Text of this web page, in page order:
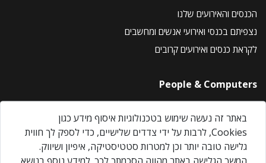
הכנסים והאירועים שלנו
נצפיתם בכנסי ואירועי אנשים ומחשבים
לקראת כנסים ואירועים קרובים
People & Computers
About Us
Privacy Policy
Contact Us
Our Events
באתר זה נעשה שימוש בטכנולוגיות איסוף מידע כגון
Cookies, לרבות על ידי צדדים שלישיים, כדי לספק לך חווית
גלישה טובה יותר וכן למטרות סטטיסטיקה, איפיון ושיווק.